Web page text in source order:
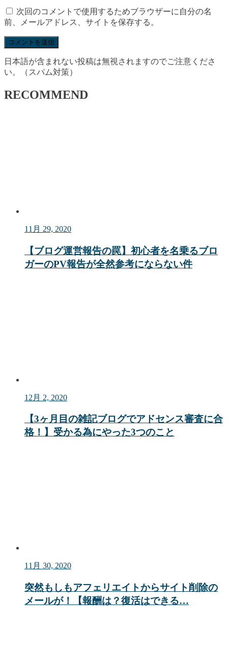
次回のコメントで使用するためブラウザーに自分の名
前、メールアドレス、サイトを保存する。
日本語が含まれない投稿は無視されますのでご注意くださ
い。（スパム対策）
RECOMMEND
11月 29, 2020
【ブログ運営報告の罠】初心者を名乗るブロ
ガーのPV報告が全然参考にならない件
12月 2, 2020
【3ヶ月目の雑記ブログでアドセンス審査に合
格！】受かる為にやった3つのこと
11月 30, 2020
突然もしもアフェリエイトからサイト削除の
メールが！【報酬は？復活はできる…